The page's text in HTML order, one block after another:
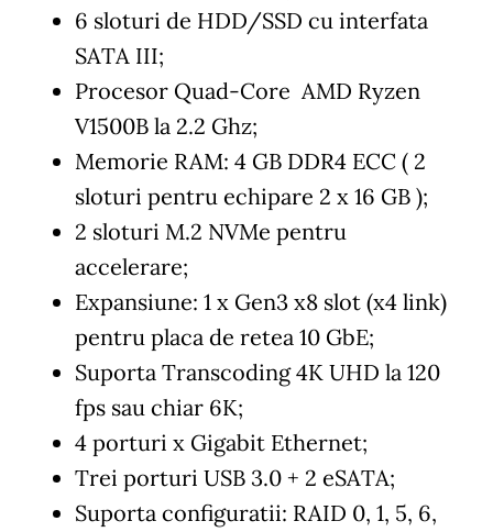
6 sloturi de HDD/SSD cu interfata
SATA III;
Procesor Quad-Core AMD Ryzen
V1500B la 2.2 Ghz;
Memorie RAM: 4 GB DDR4 ECC ( 2
sloturi pentru echipare 2 x 16 GB );
2 sloturi M.2 NVMe pentru
accelerare;
Expansiune: 1 x Gen3 x8 slot (x4 link)
pentru placa de retea 10 GbE;
Suporta Transcoding 4K UHD la 120
fps sau chiar 6K;
4 porturi x Gigabit Ethernet;
Trei porturi USB 3.0 + 2 eSATA;
Suporta configuratii: RAID 0, 1, 5, 6,